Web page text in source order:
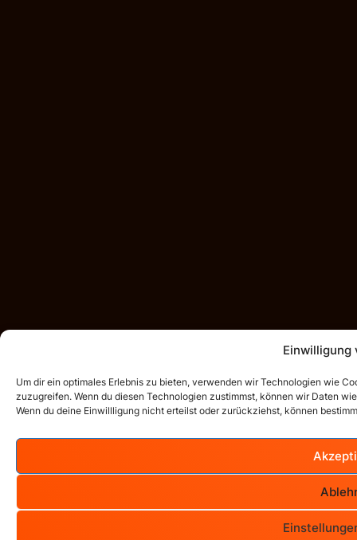
Einwilligung
Um dir ein optimales Erlebnis zu bieten, verwenden wir Technologien wie
zuzugreifen. Wenn du diesen Technologien zustimmst, können wir Daten
Wenn du deine Einwillligung nicht erteilst oder zurückziehst, können